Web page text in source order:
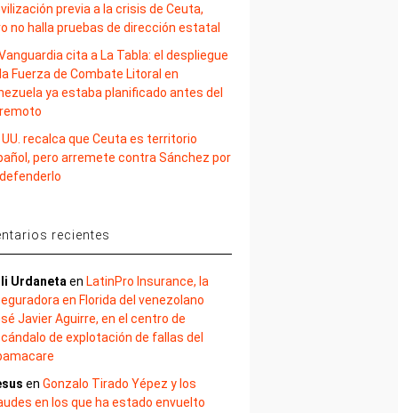
previa a la crisis de Ceuta,
no halla pruebas de dirección estatal
cita a La Tabla: el despliegue
Fuerza de Combate Litoral en
ya estaba planificado antes del
UU. recalca que Ceuta es territorio
pero arremete contra Sánchez por
recientes
Urdaneta en LatinPro Insurance, la
en Florida del venezolano
Javier Aguirre, en el centro de
de explotación de fallas del
enGonzalo Tirado Yépez y los
en los que ha estado envuelto